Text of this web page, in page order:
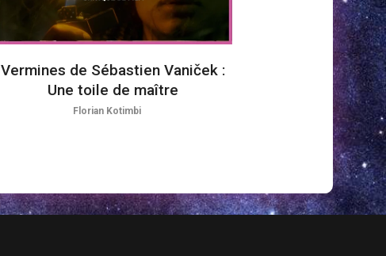
Vermines de Sébastien Vaniček :
Une toile de maître
Florian Kotimbi